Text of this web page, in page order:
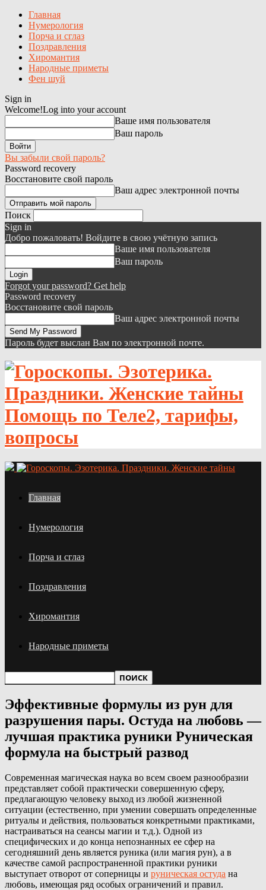
Главная
Нумерология
Порча и сглаз
Поздравления
Хиромантия
Народные приметы
Фен шуй
Sign in
Welcome!Log into your account
Ваше имя пользователя
Ваш пароль
Вы забыли свой пароль?
Password recovery
Восстановите свой пароль
Ваш адрес электронной почты
Поиск
Sign in
Добро пожаловать! Войдите в свою учётную запись
Ваше имя пользователя
Ваш пароль
Forgot your password? Get help
Password recovery
Восстановите свой пароль
Ваш адрес электронной почты
Пароль будет выслан Вам по электронной почте.
Помощь по Теле2, тарифы,
вопросы
Главная
Нумерология
Порча и сглаз
Поздравления
Хиромантия
Народные приметы
Эффективные формулы из рун для
разрушения пары. Остуда на любовь —
лучшая практика руники Руническая
формула на быстрый развод
Современная магическая наука во всем своем разнообразии
представляет собой практически совершенную сферу,
предлагающую человеку выход из любой жизненной
ситуации (естественно, при умении совершать определенные
ритуалы и действия, пользоваться конкретными практиками,
настраиваться на сеансы магии и т.д.). Одной из
специфических и до конца непознанных ее сфер на
сегодняшний день является руника (или магия рун), а в
качестве самой распространенной практики руники
выступает отворот от соперницы и руническая остуда на
любовь, имеющая ряд особых ограничений и правил.